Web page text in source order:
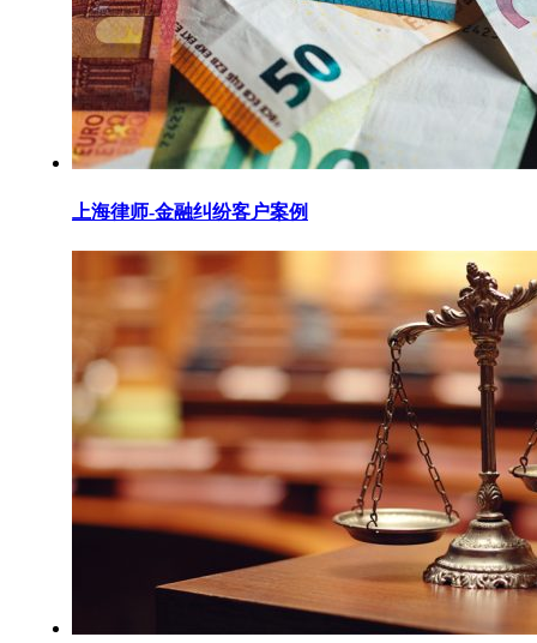
上海律师-金融纠纷客户案例